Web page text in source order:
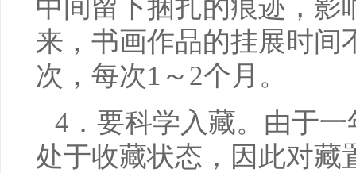
中间留下捆扎的痕迹，影
来，书画作品的挂展时间
次，每次1～2个月。
4．要科学入藏。由于
处于收藏状态，因此对藏